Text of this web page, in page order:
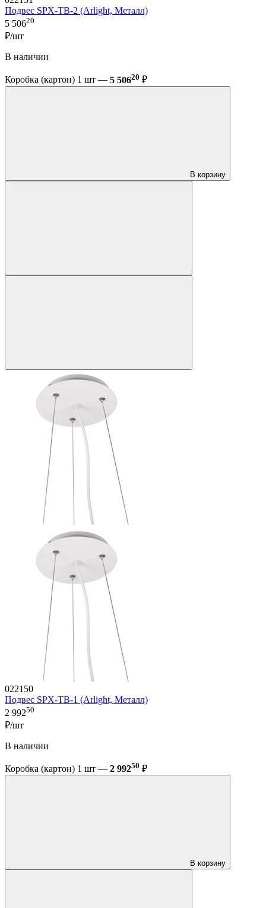
Подвес SPX-TB-2 (Arlight, Металл)
5 50620
₽/шт
В наличии
Коробка (картон) 1 шт — 5 50620 ₽
В корзину
022150
Подвес SPX-TB-1 (Arlight, Металл)
2 99250
₽/шт
В наличии
Коробка (картон) 1 шт — 2 99250 ₽
В корзину